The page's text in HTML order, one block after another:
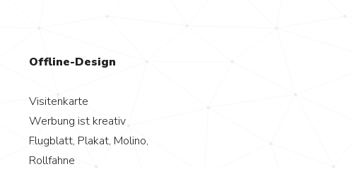
Offline-Design
Visitenkarte
Werbung ist kreativ
Flugblatt, Plakat, Molino,
Rollfahne